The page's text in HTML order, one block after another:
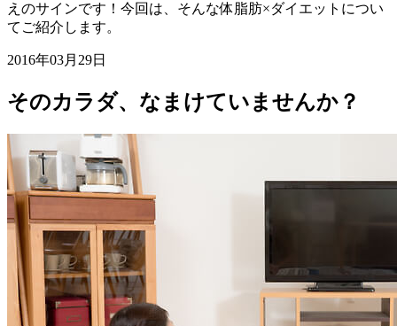
えのサインです！今回は、そんな体脂肪×ダイエットについ
てご紹介します。
2016年03月29日
そのカラダ、なまけていませんか？